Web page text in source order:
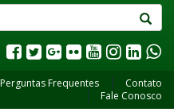
Perguntas Frequentes
Contato
Fale Conosco